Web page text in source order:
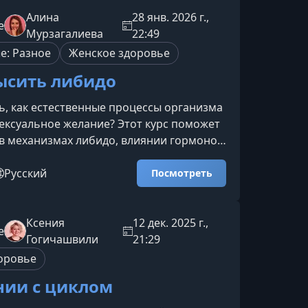
как безопасно возвращать
узнаете, как аккуратно включать
родов — без рез
Алина
Мурзагалиева
28 янв. 2026 г.,
22:49
Разное
Женское здоровье
либидо
как естественные процессы организма
желание? Этот курс поможет
механизмах либидо, влиянии гормонов
женского цикла, а также покажет, как
факторы для улучшения самочувствия,
фона и качества интимной
чтобы дать вам целостное
о том, как работает женское либидо и
могут е
Русский Посмотреть
Ксения
Гогичашвили
12 дек. 2025 г.,
21:29
с циклом